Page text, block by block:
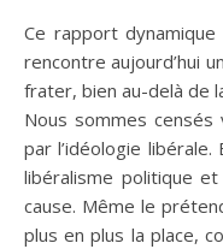
Ce rapport
rencontre aujourd’hui
frater, bien au-delà de
Nous sommes
par l’idéologie
libéralisme politique
cause. Même le
plus en plus la place,